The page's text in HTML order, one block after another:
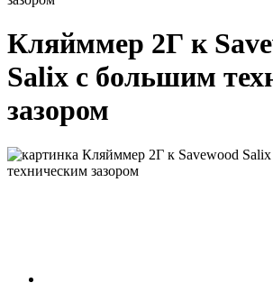
Кляйммер 2Г к
Salix с большим
зазором